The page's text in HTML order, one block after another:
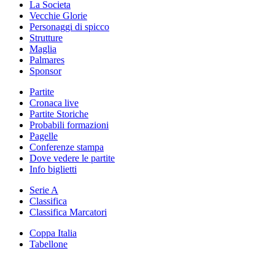
La Societa
Vecchie Glorie
Personaggi di spicco
Strutture
Maglia
Palmares
Sponsor
Partite
Cronaca live
Partite Storiche
Probabili formazioni
Pagelle
Conferenze stampa
Dove vedere le partite
Info biglietti
Serie A
Classifica
Classifica Marcatori
Coppa Italia
Tabellone